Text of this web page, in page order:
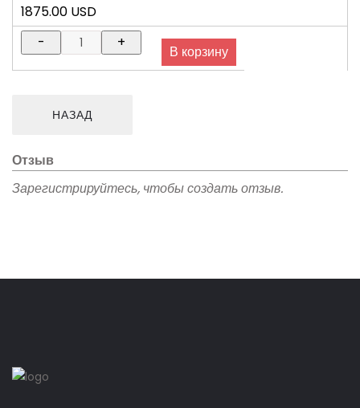
1875.00 USD
Отзыв
Зарегистрируйтесь, чтобы создать отзыв.